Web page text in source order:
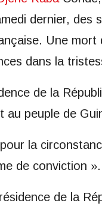
dernier, des
Une mort
dans la
de la
au peuple de
la
de conviction ».
de la